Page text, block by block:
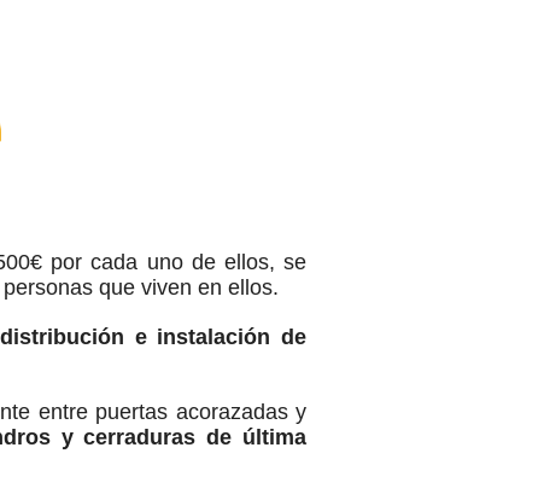
por cada uno de ellos, se
que viven en ellos.
distribución e instalación de
entre puertas acorazadas y
y cerraduras de última